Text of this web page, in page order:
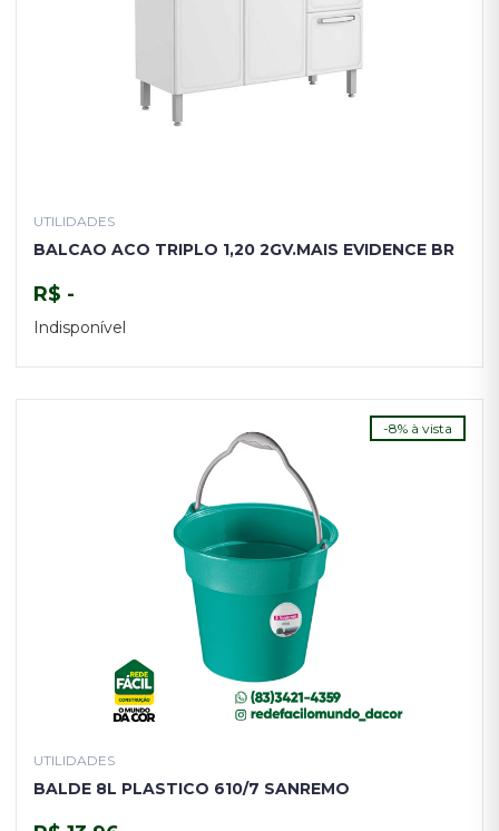
UTILIDADES
BALCAO ACO TRIPLO 1,20 2GV.MAIS EVIDENCE BR
R$ -
Indisponível
-8% à vista
UTILIDADES
BALDE 8L PLASTICO 610/7 SANREMO